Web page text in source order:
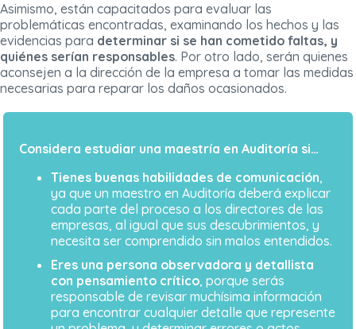
Asimismo, están capacitados para evaluar las
problemáticas encontradas, examinando los hechos y las
evidencias para determinar si se han cometido faltas, y
quiénes serían responsables. Por otro lado, serán quienes
aconsejen a la dirección de la empresa a tomar las medidas
necesarias para reparar los daños ocasionados.
Considera estudiar una maestría en Auditoría si…
Tienes buenas habilidades de comunicación,
ya que un maestro en Auditoría deberá explicar
cada parte del proceso a los directores de las
empresas, al igual que sus descubrimientos, y
necesita ser comprendido sin malos entendidos.
Eres una persona observadora y detallista
con pensamiento crítico, porque serás
responsable de revisar muchísima información
para encontrar cualquier detalle que represente